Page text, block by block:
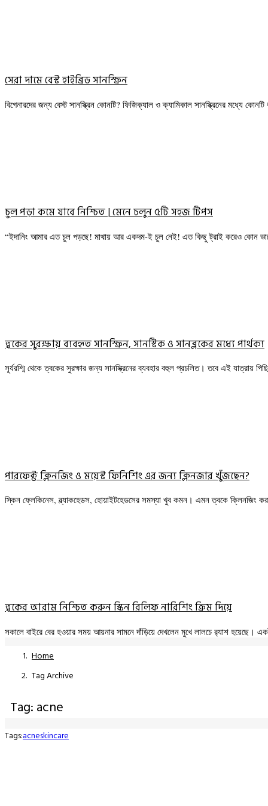
সেরা দামে বেস্ট হাইব্রিড সানস্ক্রিন
বিগেনারদের জন্য বেস্ট সানস্ক্রিন কোনটি? ফিজিক্যাল ও ক্যামিকাল সানস্ক্রিনের মধ্যে
চুল পড়া কমে যাবে নিশ্চিত | মেনে চলুন ৫টি সহজ টিপস
“ইদানিং আমার এত চুল পড়ছে! মাথায় আর একদম-ই চুল নেই! এত কিছু ট্রাই করেও কোন
ত্বকের সুরক্ষায় ব্যবহৃত সানস্ক্রিন, সানস্টিক ও সানব্লকের মধ্যে পার্থক্য
সূর্যরশ্মি থেকে ত্বকের সুরক্ষার জন্য সানস্ক্রিনের ব্যবহার বহুল প্রচলিত। তবে এই যাত্রায়
পারফেক্ট ক্লিনজিং ও ময়েস্ট ফিনিশিং এর জন্য ক্লিনজার খুঁজছেন?
স্কিন ফ্লেকিনেস, ব্ল্যাকহেডস, হোয়াইটহেডসের সমস্যা খুব কমন। এমন ত্বকে ক্লিনজিং
ত্বকের আরাম নিশ্চিত করুন স্কিন রিলিফ নারিশিং ক্রিম দিয়ে
সকালে বাইরে বের হওয়ার সময় আয়নার সামনে দাঁড়িয়ে দেখলেন মুখে লালচে র‍্যাশ হয়েছে।
Home
Tag Archive
Tag: acne
Tags:acneskincare